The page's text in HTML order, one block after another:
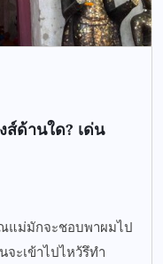
ส์ด้านใด? เด่น
แม่มักจะชอบพาผมไป
ะเข้าไปไหว้รึทำ